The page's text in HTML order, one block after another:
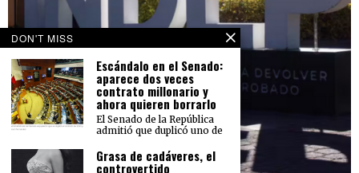
DON'T MISS
Escándalo en el Senado:
aparece dos veces
contrato millonario y
ahora quieren borrarlo
El Senado de la República
admitió que duplicó uno de
Grasa de cadáveres, el
controvertido